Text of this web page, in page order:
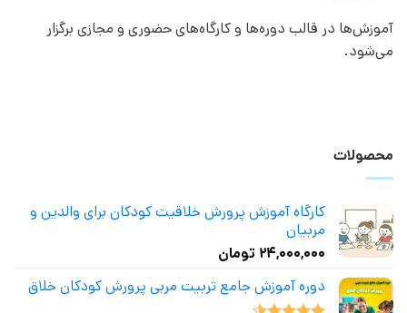
آموزش‌ها در قالب دوره‌ها و کارگاه‌های حضوری و مجازی برگزار
می‌شود.
محصولات
کارگاه آموزش پرورش خلاقیت کودکان برای والدین و
مربیان
۲۴,۰۰۰,۰۰۰ تومان
دوره آموزش جامع تربیت مربی پرورش کودکان خلاق